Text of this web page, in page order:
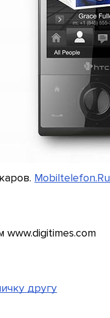
Mobiltelefon.Ru
www.digitimes.com
другу